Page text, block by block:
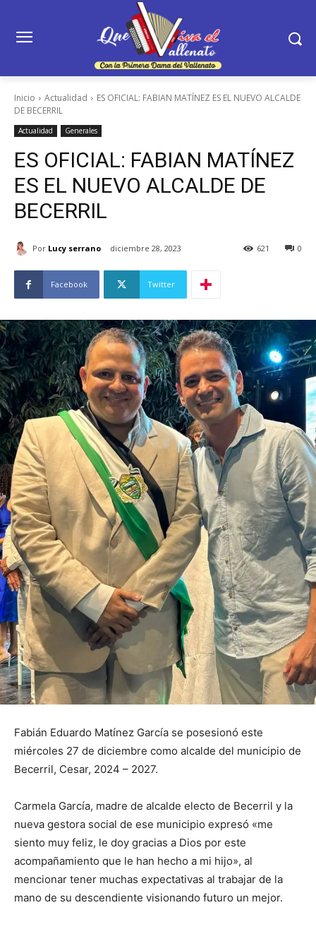
Inicio Actualidad
ES OFICIAL: FABIAN MATÍNEZ ES EL NUEVO ALCALDE
DE BECERRIL
Actualidad Generales
ES OFICIAL: FABIAN MATÍNEZ
ES EL NUEVO ALCALDE DE
BECERRIL
Por Lucy serrano diciembre 28, 2023 0
621
Facebook Twitter
Fabián Eduardo Matínez García se posesionó este
miércoles 27 de diciembre como alcalde del municipio de
Becerril, Cesar, 2024 – 2027.
Carmela García, madre de alcalde electo de Becerril y la
nueva gestora social de ese municipio expresó «me
siento muy feliz, le doy gracias a Dios por este
acompañamiento que le han hecho a mi hijo», al
mencionar tener muchas expectativas al trabajar de la
mano de su descendiente visionando futuro un mejor.